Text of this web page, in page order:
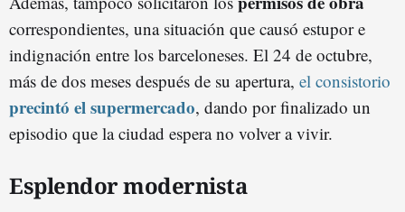
correspondientes, una situación que causó estupor e
indignación entre los barceloneses. El 24 de octubre,
más de dos meses después de su apertura, el consistorio
precintó el supermercado, dando por finalizado un
episodio que la ciudad espera no volver a vivir.
Esplendor modernista